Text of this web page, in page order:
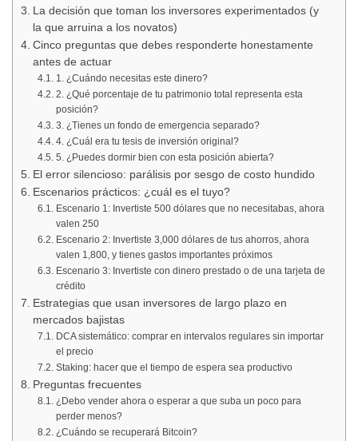
La decisión que toman los inversores experimentados (y
la que arruina a los novatos)
Cinco preguntas que debes responderte honestamente
antes de actuar
1. ¿Cuándo necesitas este dinero?
2. ¿Qué porcentaje de tu patrimonio total representa esta
posición?
3. ¿Tienes un fondo de emergencia separado?
4. ¿Cuál era tu tesis de inversión original?
5. ¿Puedes dormir bien con esta posición abierta?
El error silencioso: parálisis por sesgo de costo hundido
Escenarios prácticos: ¿cuál es el tuyo?
Escenario 1: Invertiste 500 dólares que no necesitabas, ahora
valen 250
Escenario 2: Invertiste 3,000 dólares de tus ahorros, ahora
valen 1,800, y tienes gastos importantes próximos
Escenario 3: Invertiste con dinero prestado o de una tarjeta de
crédito
Estrategias que usan inversores de largo plazo en
mercados bajistas
DCA sistemático: comprar en intervalos regulares sin importar
el precio
Staking: hacer que el tiempo de espera sea productivo
Preguntas frecuentes
¿Debo vender ahora o esperar a que suba un poco para
perder menos?
¿Cuándo se recuperará Bitcoin?